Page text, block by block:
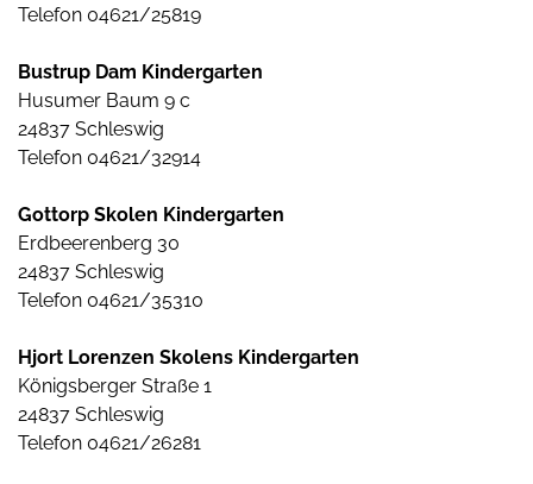
Telefon 04621/25819
Bustrup Dam Kindergarten
Husumer Baum 9 c
24837 Schleswig
Telefon 04621/32914
Gottorp Skolen Kindergarten
Erdbeerenberg 30
24837 Schleswig
Telefon 04621/35310
Hjort Lorenzen Skolens Kindergarten
Königsberger Straße 1
24837 Schleswig
Telefon 04621/26281